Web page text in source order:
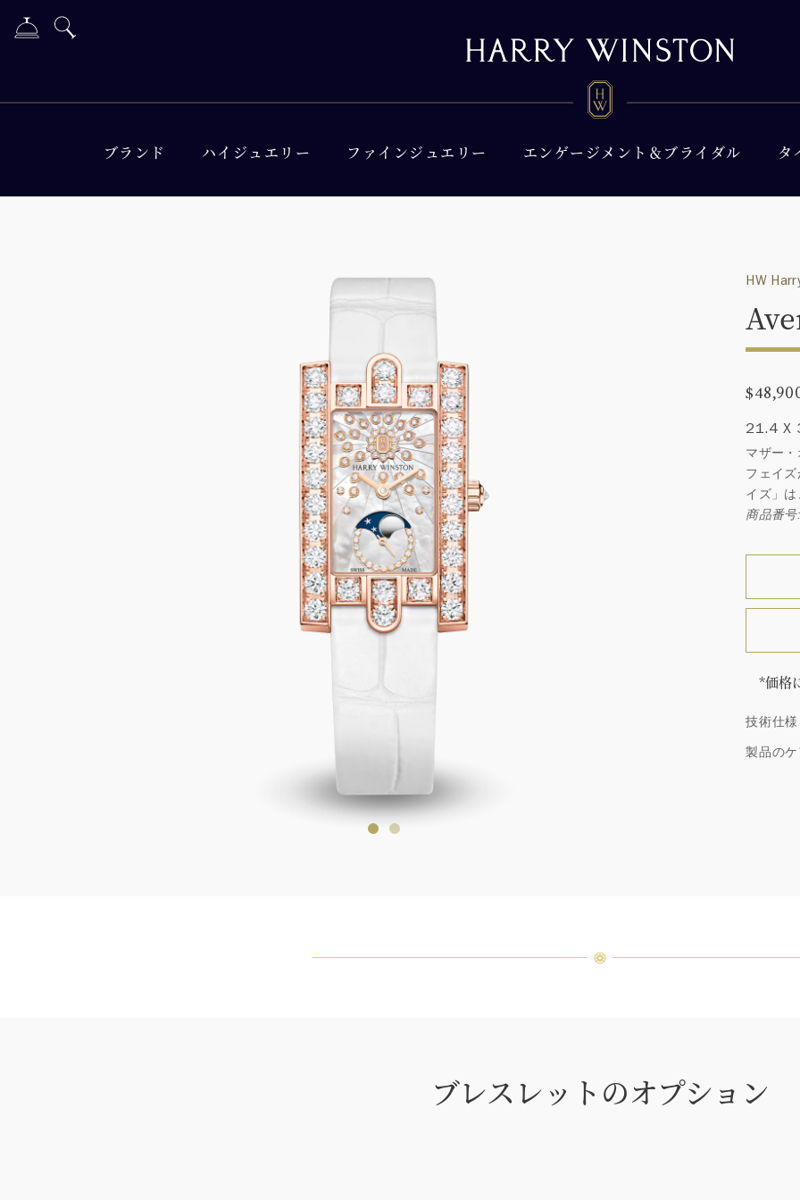
ブランド ハイジュエリー ファインジュエリー エンゲージメント＆ブライダル タ
HW
21.4 X
マザー
フェイ
イズ」
商品番
*価格
ウィ
厳選
つひ
技術仕
製品の
ブレスレットのオプション